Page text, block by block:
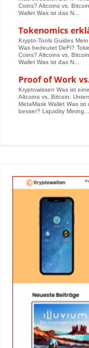
Coins? Altcoins vs.
Wallet Was ist das N...
Tokenomics
Krypto-Tools Guides
Was bedeutet DeFi?
Coins? Altcoins vs.
Wallet Was ist das N...
Proof of Work
Kryptowissen Was ist
Altcoins vs. Bitcoin:
MetaMask Wallet Was
besser? Liquidity Mining...